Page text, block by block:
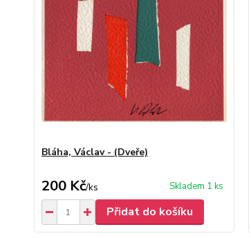
Bláha, Václav - (Dveře)
200 Kč/ks Skladem 1 ks
Přidat do košíku